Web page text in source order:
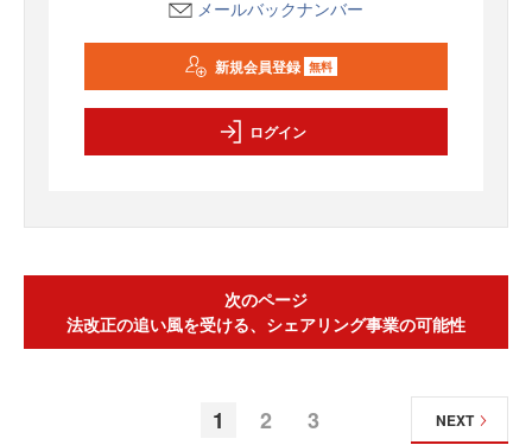
メールバックナンバー
新規会員登録 無料
ログイン
次のページ
法改正の追い風を受ける、シェアリング事業の可能性
1 2 3 NEXT